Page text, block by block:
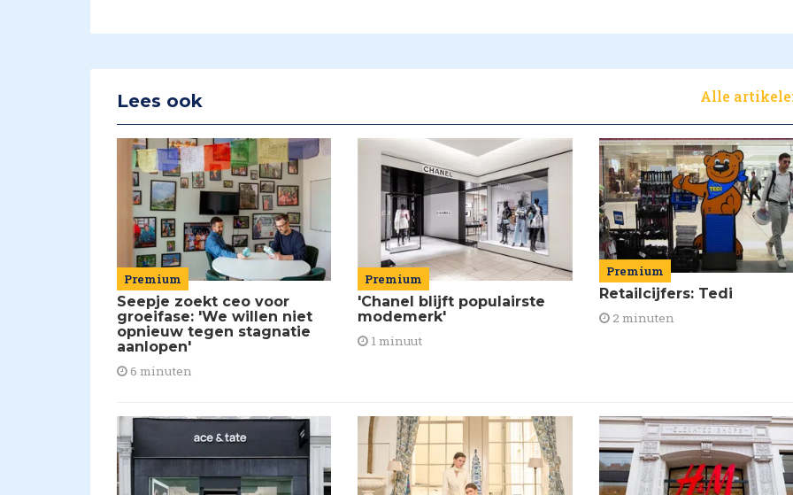
Lees ook Alle
Premium
Seepje zoekt ceo voor
groeifase: 'We willen niet
opnieuw tegen stagnatie
aanlopen'
6 minuten
Premium
'Chanel blijft populairste
modemerk'
1 minuut
Premium
Retailcijfers: Tedi
2 minuten